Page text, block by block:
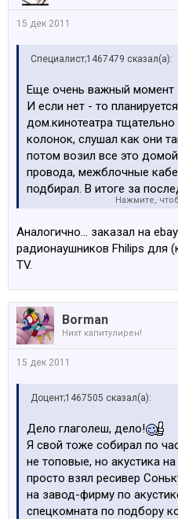
15 дек 2011
Специалист;1467479 сказал(а):
Еще очень важный момент
И если нет - то
дом.кинотеатра
колонок, слушал как они
потом возил все это
провода, межблочные
подбирал. В итоге за
включить кинотеатр
работает по прямому
пыль.
Нажмите,
Аналогично... заказал на
радионаушников Fhilips для
TV.
Borman
Нихт капитулирен!
15 дек 2011
Доцент;1467505 сказал(а):
Дело глаголеш, дело!
Я свой тоже собирал по
не топовые, но акустика
просто взял ресивер
на завод-фирму по
спецкомната по подбору